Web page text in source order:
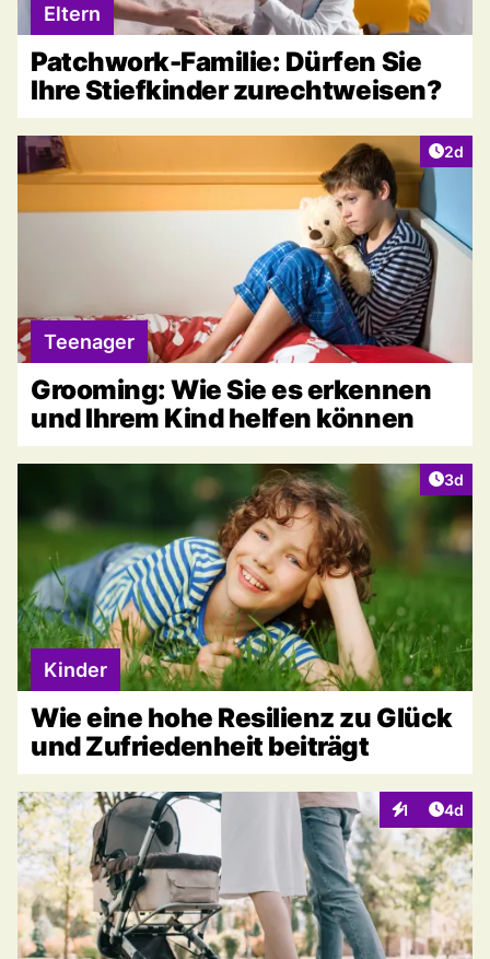
Eltern
Patchwork-Familie: Dürfen Sie
Ihre Stiefkinder zurechtweisen?
2d
Teenager
Grooming: Wie Sie es erkennen
und Ihrem Kind helfen können
3d
Kinder
Wie eine hohe Resilienz zu Glück
und Zufriedenheit beiträgt
1
Interaktionen
4d